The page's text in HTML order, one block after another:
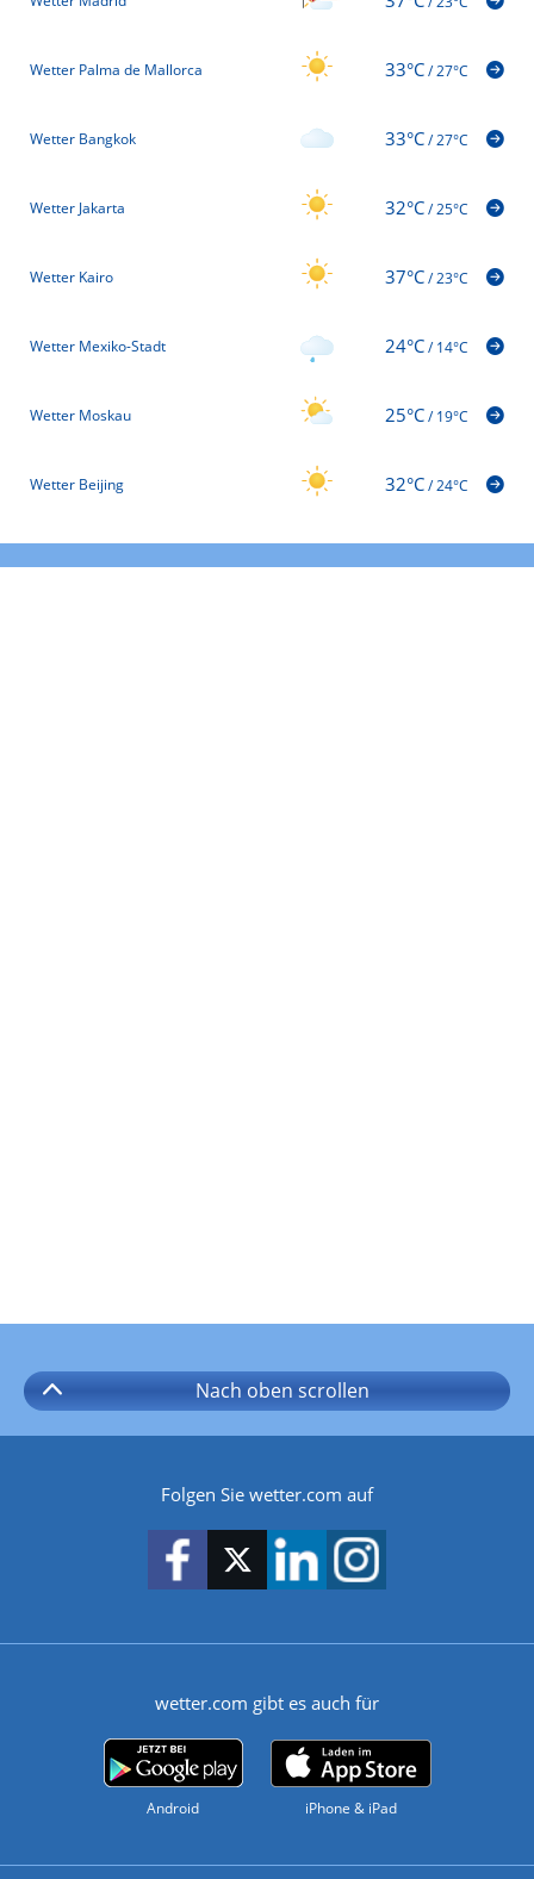
Wetter Palma de Mallorca 33°C/27°C
Wetter Bangkok 33°C/27°C
Wetter Jakarta 32°C/25°C
Wetter Kairo 37°C/23°C
Wetter Mexiko-Stadt 24°C/14°C
Wetter Moskau 25°C/19°C
Wetter Beijing 32°C/24°C
Nach oben scrollen
Folgen Sie wetter.com auf
wetter.com gibt es auch für
Android iPhone & iPad